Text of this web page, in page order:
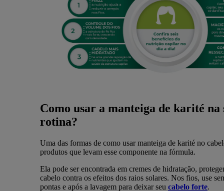
Como usar a manteiga de karité na
rotina?
Uma das formas de como usar manteiga de karité no
produtos que levam esse componente na fórmula.
Ela pode ser encontrada em cremes de hidratação,
cabelo contra os efeitos dos raios solares. Nos fios, use
pontas e após a lavagem para deixar seu cabelo forte.